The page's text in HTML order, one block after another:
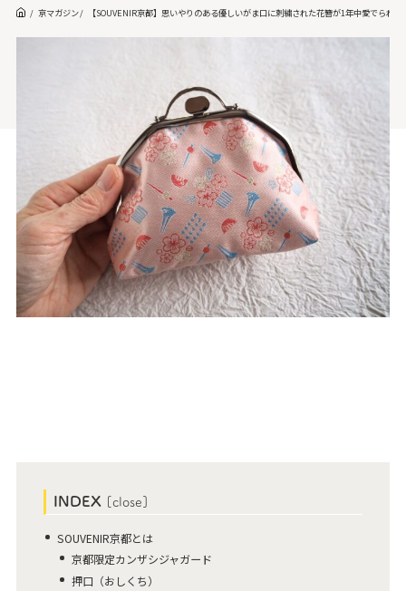
京マガジン 【SOUVENIR京都】思いやりのある優しいがま口に刺繍された花簪が1年中愛でられ
INDEX [ close ]
SOUVENIR京都とは
京都限定カンザシジャガード
押口（おしくち）